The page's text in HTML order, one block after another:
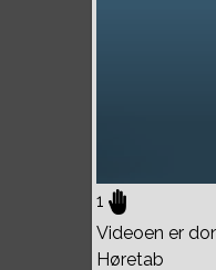
1
Videoen er
Høretab